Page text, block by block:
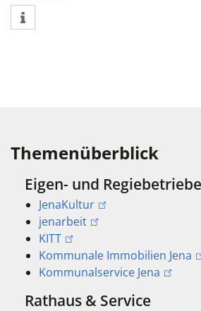
Themenüberblick
Eigen- und Regiebetriebe
JenaKultur
jenarbeit
KITT
Kommunale Immobilien Jena
Kommunalservice Jena
Rathaus & Service